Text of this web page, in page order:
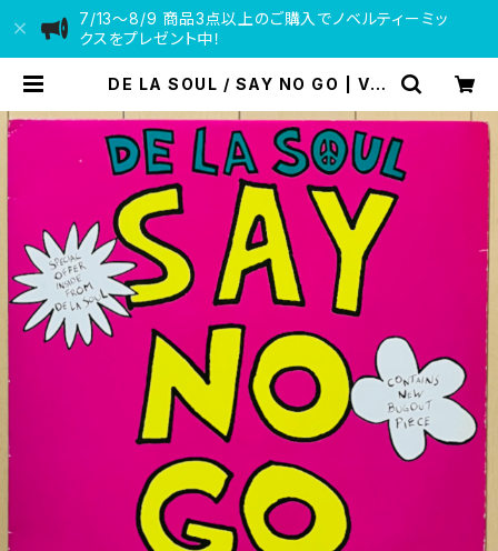
7/13〜8/9 商品3点以上のご購入でノベルティーミッ
クスをプレゼント中！
DE LA SOUL / SAY NO GO | VIN